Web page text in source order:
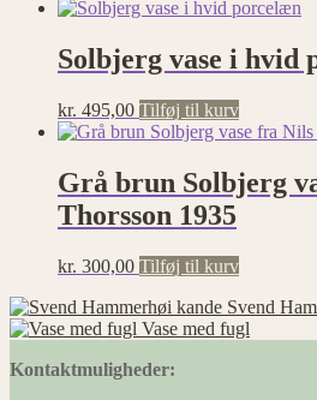
Solbjerg vase i hvid
kr. 495,00 Tilføj til kurv
Grå brun Solbjerg
Thorsson 1935
kr. 300,00 Tilføj til kurv
Svend
Vase med fugl
Kontaktmuligheder: